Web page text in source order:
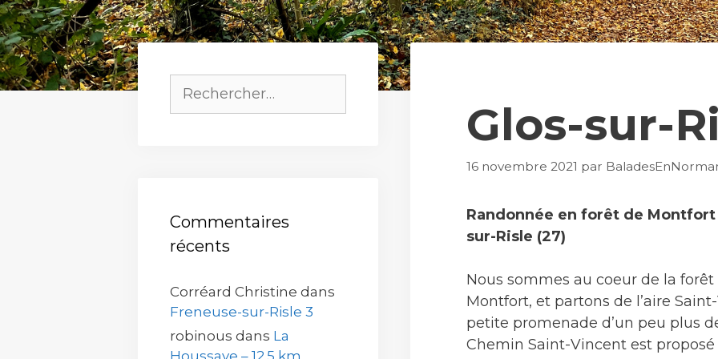
Glos-sur-
16 novembre 2021 par
Randonnée en forêt de
sur-Risle (27)
Nous sommes au coeur de la
Montfort, et partons de l’aire
petite promenade d’un peu plus
Chemin Saint-Vincent est proposé
Rechercher :
Commentaires
récents
Corréard Christine dans
Freneuse-sur-Risle 3
robinous dans La